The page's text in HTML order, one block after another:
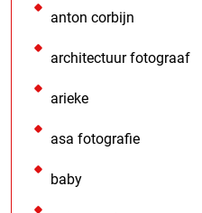
anton corbijn
architectuur fotograaf
arieke
asa fotografie
baby